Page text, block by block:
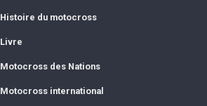
Histoire du motocross
Livre
Motocross des Nations
Motocross international